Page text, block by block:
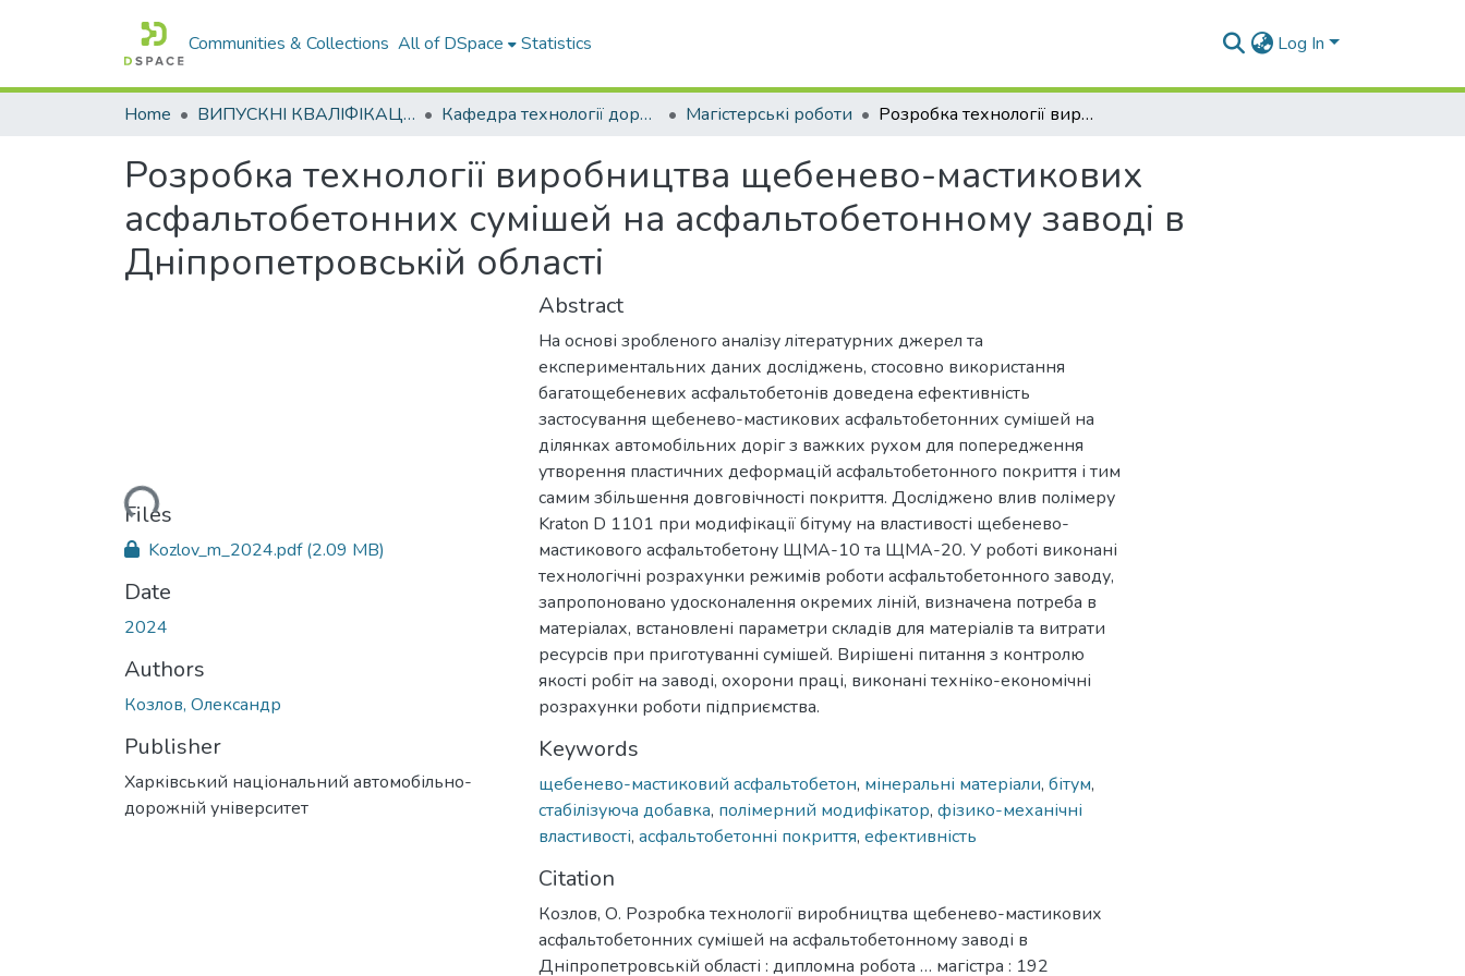
Communities & Collections All of DSpace Statistics Log In
Home ВИПУСКНІ КВАЛІФІКАЦІЙНІ РОБОТИ Кафедра технології дорожньо-будівельних матеріалів Магістерські роботи Розробка технології виробництва щебенево-мастикових асфальтобетонних сумішей на асфальтобетонному заводі в Дніпропетровській області
Розробка технології виробництва щебенево-мастикових
асфальтобетонних сумішей на асфальтобетонному заводі в
Дніпропетровській області
Loading...
Files
Kozlov_m_2024.pdf(2.09 MB)
Date
2024
Authors
Козлов, Олександр
Publisher
Харківський національний автомобільно-
дорожній університет
Abstract
На основі зробленого аналізу літературних джерел та
експериментальних даних досліджень, стосовно використання
багатощебеневих асфальтобетонів доведена ефективність
застосування щебенево-мастикових асфальтобетонних сумішей на
ділянках автомобільних доріг з важких рухом для попередження
утворення пластичних деформацій асфальтобетонного покриття і тим
самим збільшення довговічності покриття. Досліджено влив полімеру
Kraton D 1101 при модифікації бітуму на властивості щебенево-
мастикового асфальтобетону ЩМА-10 та ЩМА-20. У роботі виконані
технологічні розрахунки режимів роботи асфальтобетонного заводу,
запропоновано удосконалення окремих ліній, визначена потреба в
матеріалах, встановлені параметри складів для матеріалів та витрати
ресурсів при приготуванні сумішей. Вирішені питання з контролю
якості робіт на заводі, охорони праці, виконані техніко-економічні
розрахунки роботи підприємства.
Keywords
щебенево-мастиковий асфальтобетон, мінеральні матеріали, бітум,
стабілізуюча добавка, полімерний модифікатор, фізико-механічні
властивості, асфальтобетонні покриття, ефективність
Citation
Козлов, О. Розробка технології виробництва щебенево-мастикових
асфальтобетонних сумішей на асфальтобетонному заводі в
Дніпропетровській області : дипломна робота … магістра : 192